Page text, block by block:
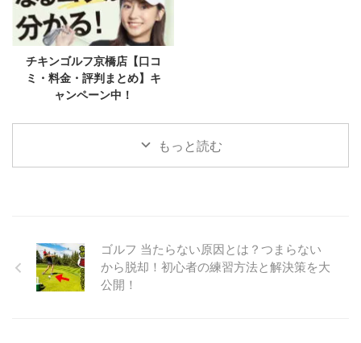
チキンゴルフ京橋店【口コ
ミ・料金・評判まとめ】キ
ャンペーン中！
もっと読む
ゴルフ 当たらない原因とは？つまらない
から脱却！初心者の練習方法と解決策を大
公開！